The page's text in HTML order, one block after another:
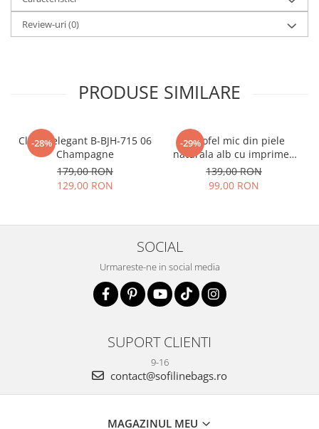
Review-uri(0)
PRODUSE SIMILARE
-28%
Clutch elegant B-BJH-715 06
Champagne
179,00 RON
129,00 RON
-29%
Portofel mic din piele
naturala alb cu imprimeu
B-8912 07
139,00 RON
99,00 RON
SOCIAL
Urmareste-ne in social media
SUPORT CLIENTI
9-16
contact@sofilinebags.ro
MAGAZINUL MEU